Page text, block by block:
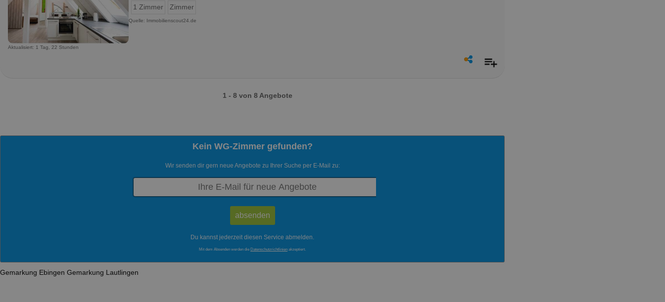
1 Zimmer
Zimmer
Quelle: Immobilienscout24.de
Aktualisiert: 1 Tag, 22 Stunden
1 - 8 von 8 Angebote
Kein WG-Zimmer gefunden?
Wir senden dir gern neue Angebote zu Ihrer Suche per E-Mail zu:
Du kannst jederzeit diesen Service abmelden.
Mit dem Absenden werden die Datenschutzrichtlinien akzeptiert.
Gemarkung Ebingen Gemarkung Lautlingen